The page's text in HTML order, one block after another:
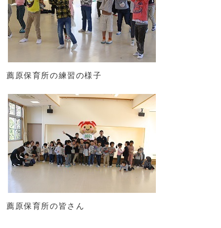
薦原保育所の練習の様子
薦原保育所の皆さん